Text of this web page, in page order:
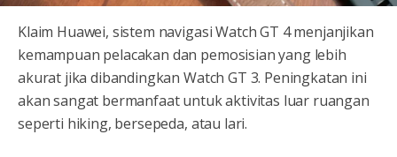
Klaim Huawei, sistem navigasi Watch GT 4 menjanjikan
kemampuan pelacakan dan pemosisian yang lebih
akurat jika dibandingkan Watch GT 3. Peningkatan ini
akan sangat bermanfaat untuk aktivitas luar ruangan
seperti hiking, bersepeda, atau lari.